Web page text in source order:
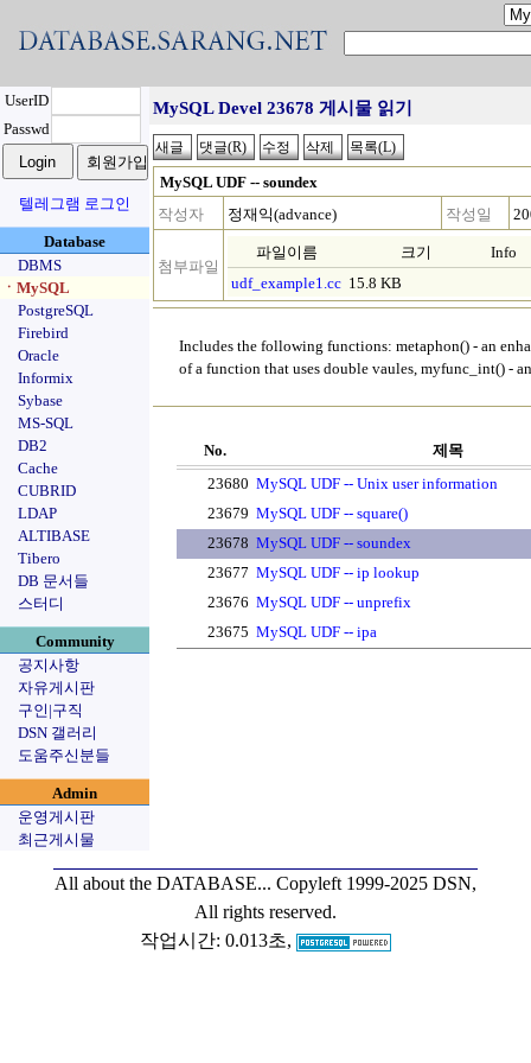
UserID
Passwd
텔레그램 로그인
Database
DBMS
ㆍMySQL
PostgreSQL
Firebird
Oracle
Informix
Sybase
MS-SQL
DB2
Cache
CUBRID
LDAP
ALTIBASE
Tibero
DB 문서들
스터디
Community
공지사항
자유게시판
구인|구직
DSN 갤러리
도움주신분들
Admin
운영게시판
최근게시물
MySQL Devel 23678 게시물 읽기
MySQL UDF -- soundex
작성자
정재익(advance) 작성일
첨부파일
파일이름 크기
Info
udf_example1.cc 15.8 KB
Includes the following functions: metaphon() - an
of a function that uses double vaules, myfunc_int() -
No.
제목
23680 MySQL UDF -- Unix user information
23679 MySQL UDF -- square()
23678 MySQL UDF -- soundex
23677 MySQL UDF -- ip lookup
23676 MySQL UDF -- unprefix
23675 MySQL UDF -- ipa
All about the DATABASE... Copyleft 1999-2025 DSN,
All rights reserved.
작업시간: 0.013초,